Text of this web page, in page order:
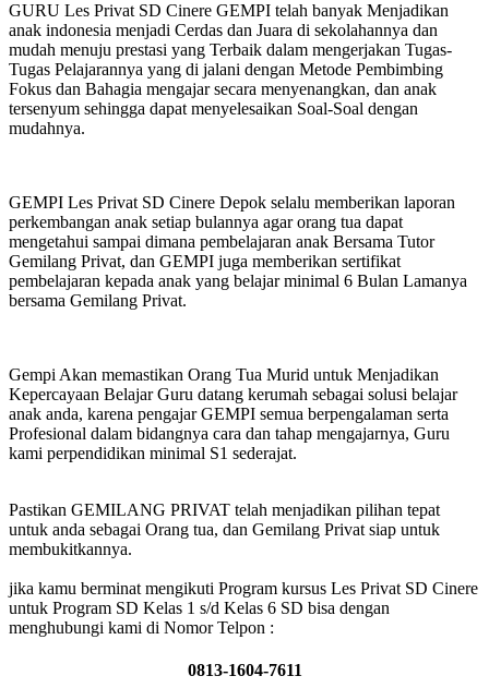
GURU Les Privat SD Cinere GEMPI telah banyak Menjadikan
anak indonesia menjadi Cerdas dan Juara di sekolahannya dan
mudah menuju prestasi yang Terbaik dalam mengerjakan Tugas-
Tugas Pelajarannya yang di jalani dengan Metode Pembimbing
Fokus dan Bahagia mengajar secara menyenangkan, dan anak
tersenyum sehingga dapat menyelesaikan Soal-Soal dengan
mudahnya.
GEMPI Les Privat SD Cinere Depok selalu memberikan laporan
perkembangan anak setiap bulannya agar orang tua dapat
mengetahui sampai dimana pembelajaran anak Bersama Tutor
Gemilang Privat, dan GEMPI juga memberikan sertifikat
pembelajaran kepada anak yang belajar minimal 6 Bulan Lamanya
bersama Gemilang Privat.
Gempi Akan memastikan Orang Tua Murid untuk Menjadikan
Kepercayaan Belajar Guru datang kerumah sebagai solusi belajar
anak anda, karena pengajar GEMPI semua berpengalaman serta
Profesional dalam bidangnya cara dan tahap mengajarnya, Guru
kami perpendidikan minimal S1 sederajat.
Pastikan GEMILANG PRIVAT telah menjadikan pilihan tepat
untuk anda sebagai Orang tua, dan Gemilang Privat siap untuk
membukitkannya.
jika kamu berminat mengikuti Program kursus Les Privat SD Cinere
untuk Program SD Kelas 1 s/d Kelas 6 SD bisa dengan
menghubungi kami di Nomor Telpon :
0813-1604-7611